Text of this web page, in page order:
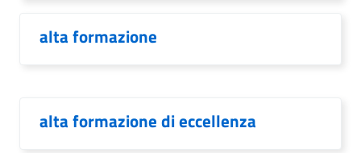
alta formazione
alta formazione di eccellenza